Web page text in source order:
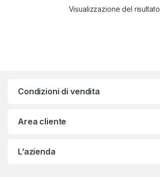
Visualizzazione del risultato
Condizioni di vendita
Area cliente
L’azienda